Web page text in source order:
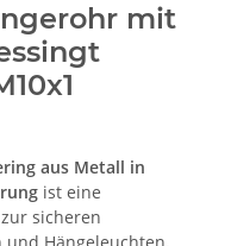
mit
aus Metall in
ist eine
sicheren